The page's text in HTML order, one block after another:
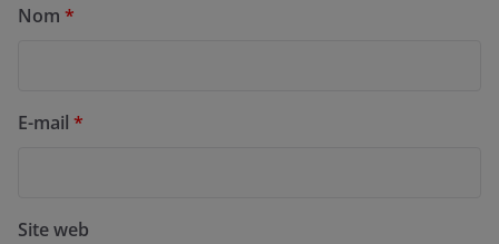
Nom *
E-mail *
Site web